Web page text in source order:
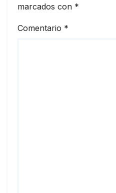
marcados con *
Comentario *